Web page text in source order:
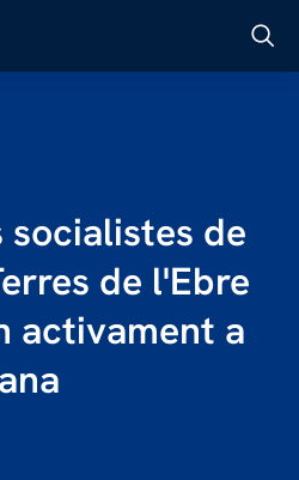
socialistes de
de l'Ebre
activament a